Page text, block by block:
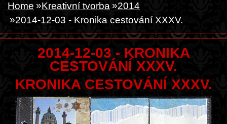
Home Kreativní tvorba
2014
2014-12-03 - Kronika cestování XXXV.
2014-12-03 - KRONIKA
CESTOVÁNÍ XXXV.
KRONIKA CESTOVÁNÍ XXXV.